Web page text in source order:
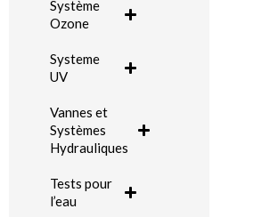
Système
Ozone
Systeme
UV
Vannes et
Systèmes
Hydrauliques
Tests pour
l’eau